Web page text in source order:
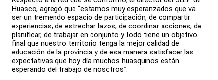
Huasco, agregó que “estamos muy esperanzados que va
ser un tremendo espacio de participación, de compartir
experiencias, de estrechar lazos, de coordinar acciones, de
planificar, de trabajar en conjunto y todo tiene un objetivo
final que nuestro territorio tenga la mejor calidad de
educación de la provincia y de esa manera satisfacer las
expectativas que hoy día muchos huasquinos están
esperando del trabajo de nosotros”.